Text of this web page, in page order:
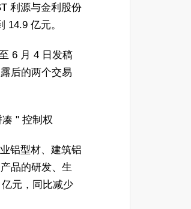
利源与金利股份
14.9 亿元。
6 月 4 日发稿
后的两个交易
" 控制权
铝型材、建筑铝
品的研发、生
元，同比减少